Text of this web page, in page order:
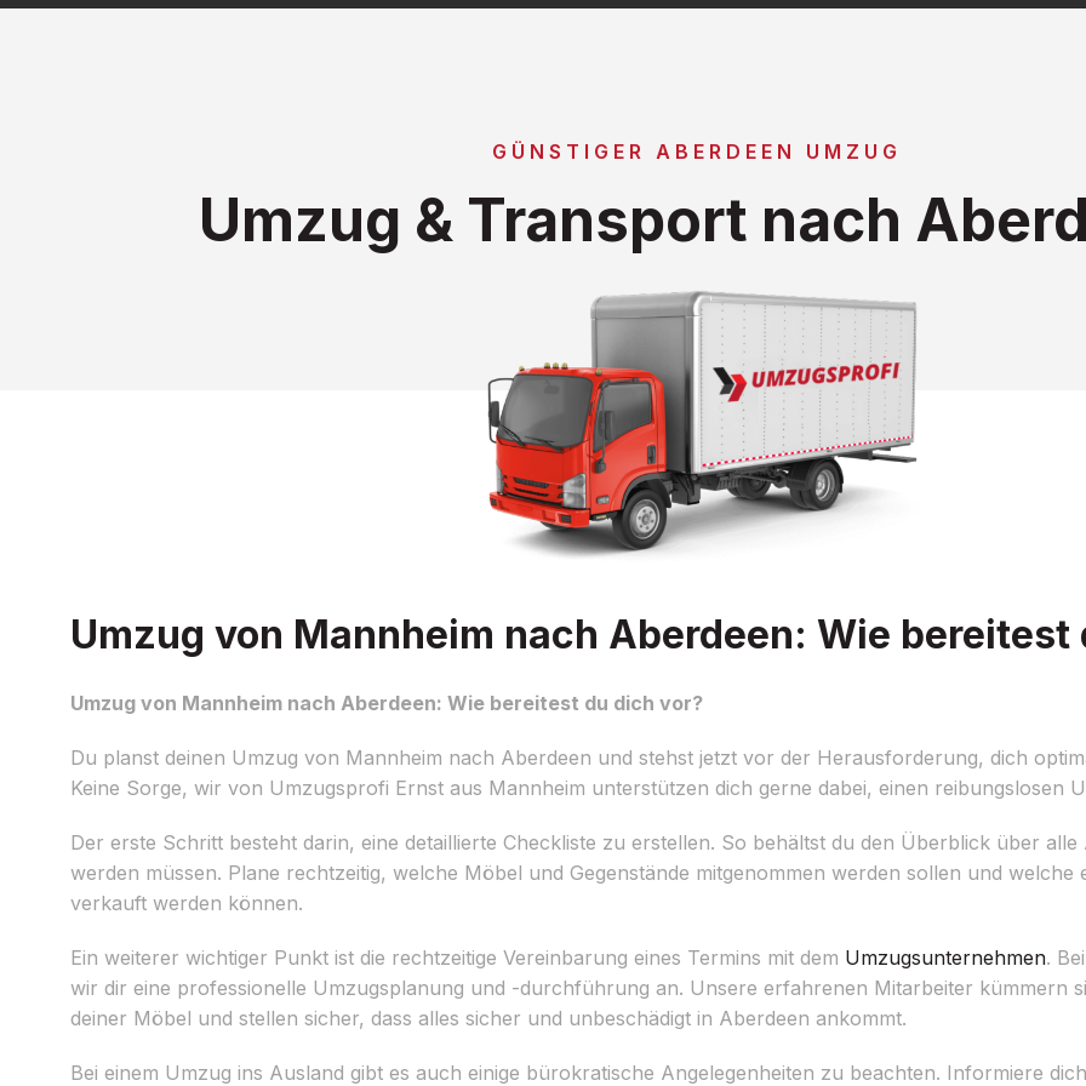
GÜNSTIGER ABERDEEN UMZUG
Umzug & Transport nach
Umzug von Mannheim nach Aberdeen: Wie bereitest
Umzug von Mannheim nach Aberdeen: Wie bereitest du dich vor?
Du planst deinen Umzug von Mannheim nach Aberdeen und stehst jetzt vor der Herausforderung, dich
Keine Sorge, wir von Umzugsprofi Ernst aus Mannheim unterstützen dich gerne dabei, einen reibungslosen
Der erste Schritt besteht darin, eine detaillierte Checkliste zu erstellen. So behältst du den Überblick über alle
werden müssen. Plane rechtzeitig, welche Möbel und Gegenstände mitgenommen werden sollen und
verkauft werden können.
Ein weiterer wichtiger Punkt ist die rechtzeitige Vereinbarung eines Termins mit dem Umzugsunternehmen.
wir dir eine professionelle Umzugsplanung und -durchführung an. Unsere erfahrenen Mitarbeiter kümmern
deiner Möbel und stellen sicher, dass alles sicher und unbeschädigt in Aberdeen ankommt.
Bei einem Umzug ins Ausland gibt es auch einige bürokratische Angelegenheiten zu beachten. Informiere